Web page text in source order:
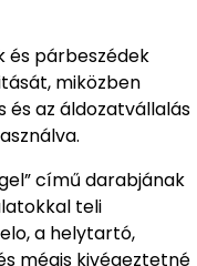
és párbeszédek
miközben
és az áldozatvállalás
című darabjának
teli
a helytartó,
mégis kivégeztetné